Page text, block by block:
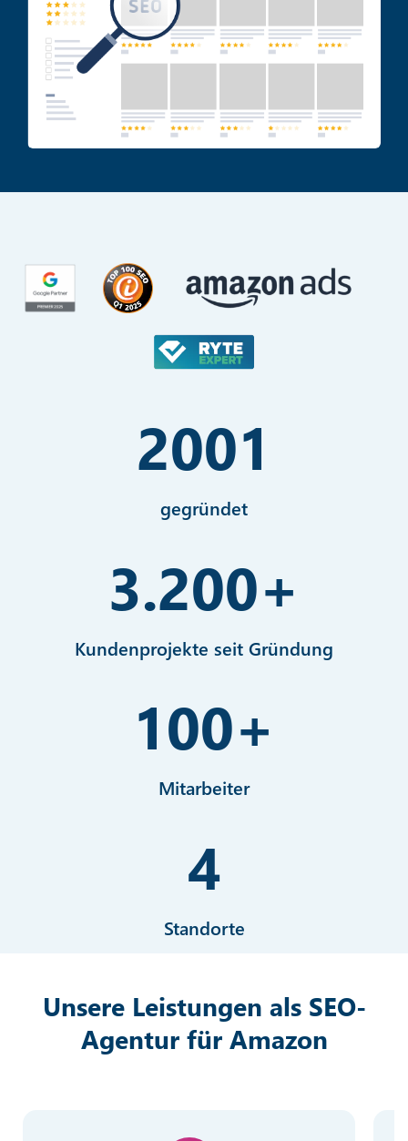
2001
gegründet
3.200+
Kundenprojekte seit Gründung
100+
Mitarbeiter
4
Standorte
Unsere Leistungen als SEO-
Agentur für Amazon